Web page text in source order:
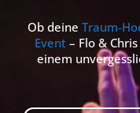
Ob deine Traum-
Event – Flo &
einem